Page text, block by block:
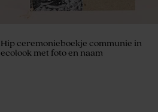
Hip ceremonieboekje communie in
ecolook met foto en naam